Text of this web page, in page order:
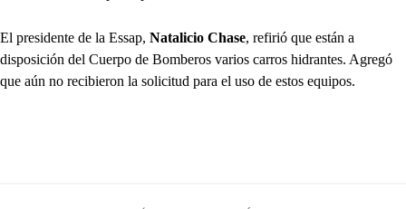
El presidente de la Essap, Natalicio Chase, refirió que están a
disposición del Cuerpo de Bomberos varios carros hidrantes. Agregó
que aún no recibieron la solicitud para el uso de estos equipos.